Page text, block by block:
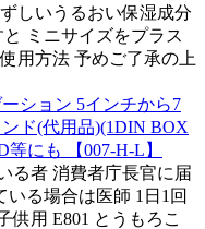
しいうるおい保湿成分
ミニサイズをプラス
用方法 予めご了承の上
ション 5インチから7
ド(代用品)(1DIN BOX
にも 【007-H-L】
る者 消費者庁長官に届
る場合は医師 1日1回
供用 E801 とうもろこ